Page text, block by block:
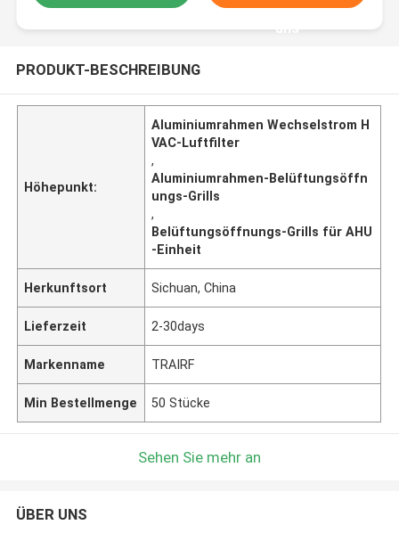
uns
PRODUKT-BESCHREIBUNG
Höhepunkt:
Aluminiumrahmen Wechselstrom H
VAC-Luftfilter
,
Aluminiumrahmen-Belüftungsöffn
ungs-Grills
,
Belüftungsöffnungs-Grills für AHU
-Einheit
Herkunftsort Sichuan, China
Lieferzeit 2-30days
Markenname TRAIRF
Min Bestellmenge 50 Stücke
Sehen Sie mehr an
ÜBER UNS